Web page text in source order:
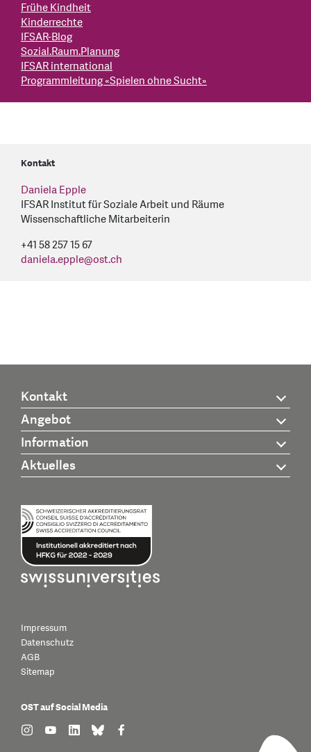
Frühe Kindheit
Kinderrechte
IFSAR-Blog
Sozial.Raum.Planung
IFSAR international
Programmleitung «Spielen ohne Sucht»
Kontakt
Daniela Epple
IFSAR Institut für Soziale Arbeit und Räume
Wissenschaftliche Mitarbeiterin
+41 58 257 15 67
daniela.epple@ost.ch
Kontakt
Angebot
Information
Aktuelles
Impressum
Datenschutz
AGB
Sitemap
OST auf Social Media
find us on: instagram
find us on: youtube
find us on: linkedin
find us on: bluesky
find us on: facebook